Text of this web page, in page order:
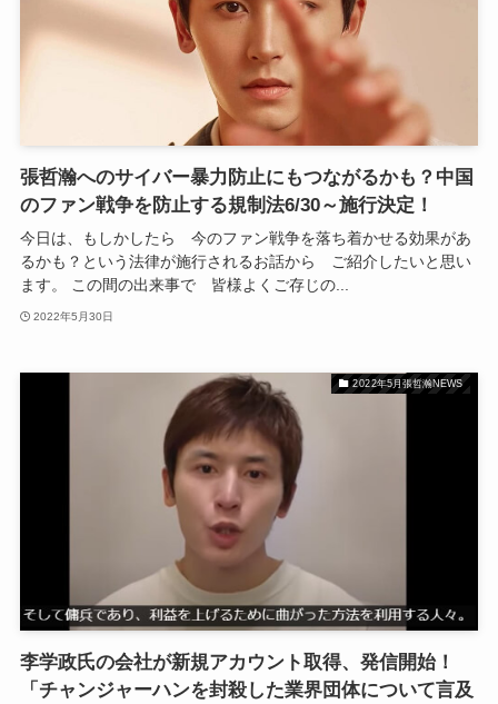
張哲瀚へのサイバー暴力防止にもつながるかも？中国
のファン戦争を防止する規制法6/30～施行決定！
今日は、もしかしたら 今のファン戦争を落ち着かせる効果があ
るかも？という法律が施行されるお話から ご紹介したいと思い
ます。 この間の出来事で 皆様よくご存じの...
2022年5月30日
2022年5月張哲瀚NEWS
李学政氏の会社が新規アカウント取得、発信開始！
「チャンジャーハンを封殺した業界団体について言及